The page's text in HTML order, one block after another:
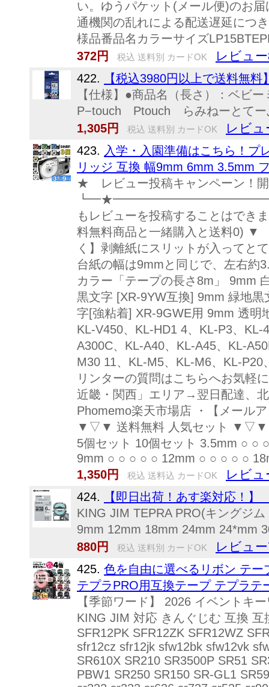
い。ゆうパケット(メール便)のお
通機関の乱れによる配送遅延につ
様品番品名カラーサイズ
372円
税込 送料別 カードOK レビュ
422.
【税込3980円以上で送料無
【仕様】●商品名（長さ）：ベ
P−touch Ptouch らみねーとて
1,305円
税込 送料別 カードOK レビュ
423. 入学・入園準備はこちら！
リッジ 互換 幅9mm 6mm 3.5mm
★ レビュー投稿キャン
┗━★━━━━━━━━━━━━━━━━━━┗━☆
もレビューを投稿することはでき
料無料商品と一緒購入と送料0) ▼
く】剥離紙にスリットが入ってと
台紙の幅は9mmと同じで、左右約
カラー「テープの長さ8m」 9mm
黒文字 [XR-9YW互換] 9mm 緑地
字[強粘着] XR-9GWE用 9mm 透明
KL-V450、KL-HD1 4、KL-P3、
A300C、KL-A40、KL-A45、KL-
M30 11、KL-M5、KL-M6、KL-
リンターの質問はこちらへお気軽
近畿・関西」エリア→翌日配達、
Phomemo楽天市場店 ・【メール
▼▽▼ 送料無料 人気セット ▼▽▼ ▼
5個セット 10個セット 3.5mm ○
9mm ○ ○ ○ ○ ○ 12mm ○ ○ ○ ○ ○
1,350円
税込 送料込 カードOK レビュ
424.
【即日出荷！あす楽対応！
KING JIM TEPRA PRO(キングジ
9mm 12mm 18mm 24mm 24*mm
880円
税込 送料別 カードOK レビュ
425. 色を自由に選べるリボン テ
テプラPRO用互換テープ テプラテ
【季節ワード】 2026 イベントキ
KING JIM 対応 きんぐじむ 互換
SFR12PK SFR12ZK SFR12WZ
sfr12cz sfr12jk sfw12bk sfw12vk
SR610X SR210 SR3500P SR51
PBW1 SR250 SR150 SR-GL1